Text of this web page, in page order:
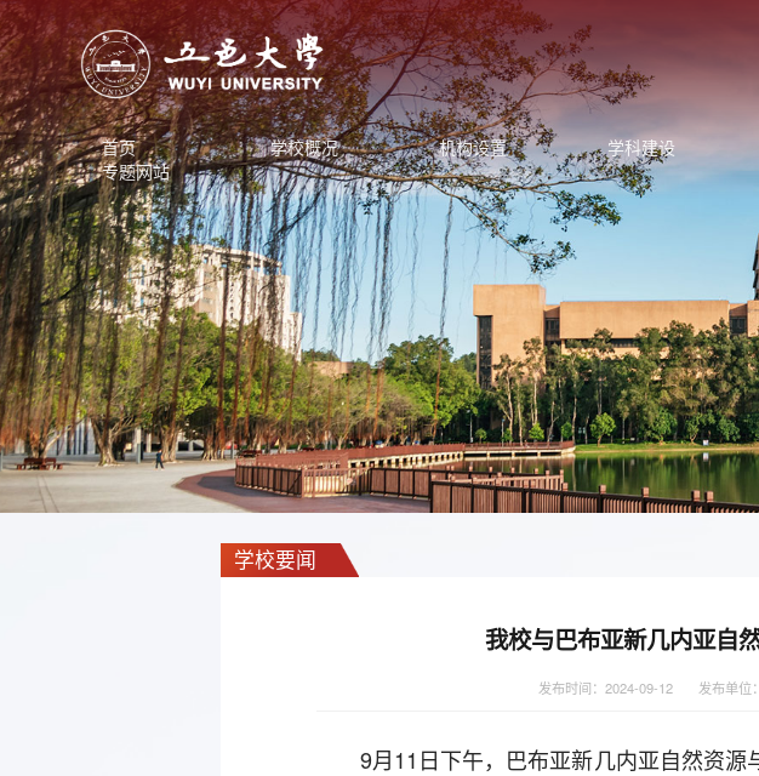
首页 学校概况 机构设置 学科建设
专题网站
学校要闻
我校与巴布亚新几内亚自
发布时间：2024-09-12 发布单位
9月11日下午，巴布亚新几内亚自然资源